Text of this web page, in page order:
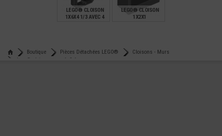
LEGO® CLOISON
1X6X4 1/3 AVEC 4
LEGO® CLOISON
1X2X1
Boutique
Pièces Détachées LEGO®
Cloisons - Murs
Lego® cloison - mur 1x2x1